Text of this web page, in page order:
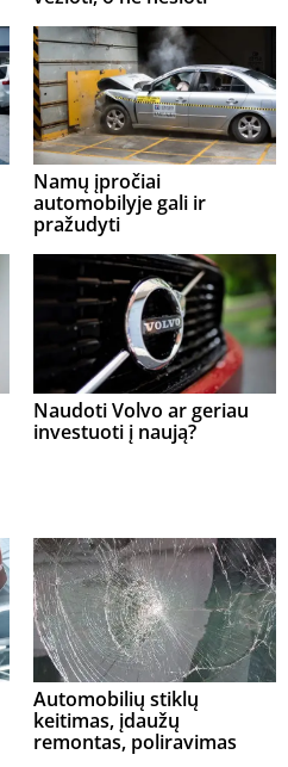
Namų įpročiai
automobilyje gali ir
pražudyti
Naudoti Volvo ar geriau
investuoti į naują?
Automobilių stiklų
keitimas, įdaužų
remontas, poliravimas